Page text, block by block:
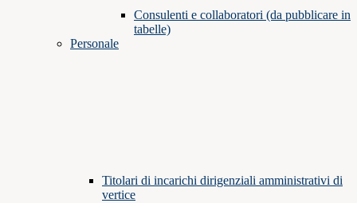
Consulenti e collaboratori (da pubblicare in
tabelle)
Personale
Titolari di incarichi dirigenziali amministrativi di
vertice